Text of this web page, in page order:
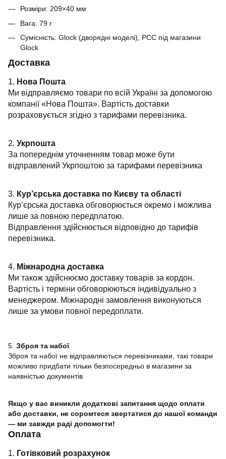
Розміри: 209×40 мм
Вага: 79 г
Сумісність: Glock (дворядні моделі), PCC під магазини
Glock
Доставка
1. Нова Пошта
Ми відправляємо товари по всій Україні за допомогою
компанії «Нова Пошта». Вартість доставки
розраховується згідно з тарифами перевізника.
2. Укрпошта
За попереднім уточненням товар може бути
відправлений Укрпоштою за тарифами перевізника
3. Кур’єрська доставка по Києву та області
Кур’єрська доставка обговорюється окремо і можлива
лише за повною передплатою.
Відправлення здійснюється відповідно до тарифів
перевізника.
4. Міжнародна доставка
Ми також здійснюємо доставку товарів за кордон.
Вартість і терміни обговорюються індивідуально з
менеджером. Міжнародні замовлення виконуються
лише за умови повної передоплати.
5. Зброя та набої
Зброя та набої не відправляються перевізниками, такі товари
можливо придбати тільки безпосередньо в магазини за
наявністью документів
Якщо у вас виникли додаткові запитання щодо оплати
або доставки, не соромтеся звертатися до нашої команди
— ми завжди раді допомогти!
Оплата
1. Готівковий розрахунок